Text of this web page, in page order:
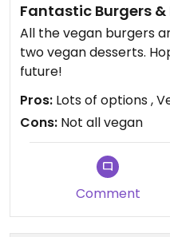
Fantastic Burgers &
All the vegan burgers
two vegan desserts.
future!
Pros: Lots of options ,
Cons: Not all vegan
Comment